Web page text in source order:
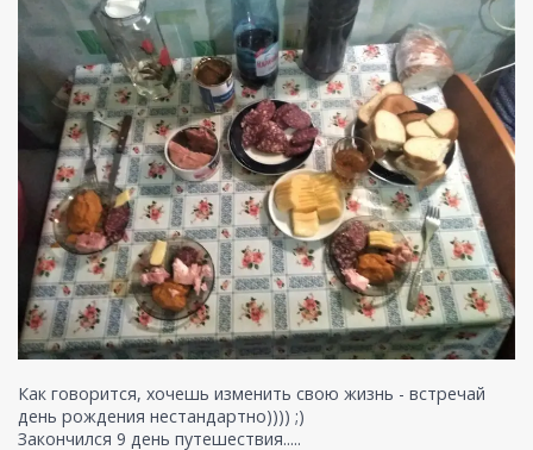
Как говорится, хочешь изменить свою жизнь - встречай
день рождения нестандартно)))) ;)
Закончился 9 день путешествия.....